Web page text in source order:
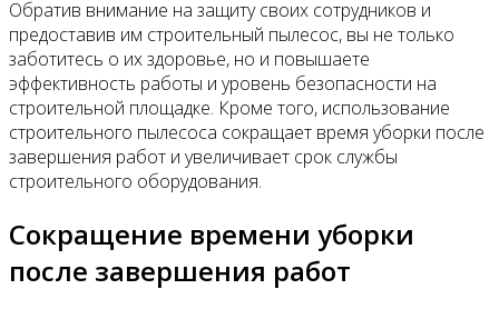
Обратив внимание на защиту своих сотрудников и
предоставив им строительный пылесос, вы не только
заботитесь о их здоровье, но и повышаете
эффективность работы и уровень безопасности на
строительной площадке. Кроме того, использование
строительного пылесоса сокращает время уборки после
завершения работ и увеличивает срок службы
строительного оборудования.
Сокращение времени уборки
после завершения работ